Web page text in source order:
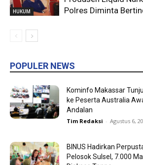
HUKUM
Polres Diminta
POPULER NEWS
Kominfo Makassar
ke Peserta Australia
Andalan
Tim Redaksi - Agustus 6,
BINUS Hadirkan
Pelosok Sulsel, 7.000